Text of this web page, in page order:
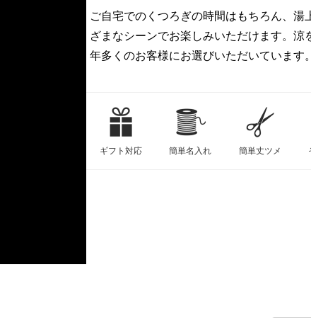
ご自宅でのくつろぎの時間はもちろん、湯
ざまなシーンでお楽しみいただけます。
年多くのお客様にお選びいただいています。
ギフト対応 簡単名入れ 簡単丈ツメ